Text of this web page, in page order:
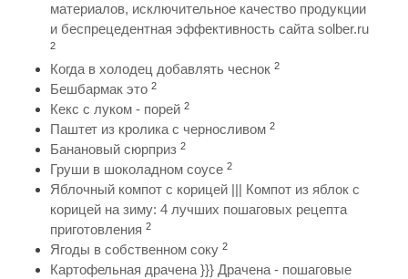
материалов, исключительное качество продукции
и беспрецедентная эффективность сайта solber.ru
2
Когда в холодец добавлять чеснок 2
Бешбармак это 2
Кекс с луком - порей 2
Паштет из кролика с черносливом 2
Банановый сюрприз 2
Груши в шоколадном соусе 2
Яблочный компот с корицей ||| Компот из яблок с
корицей на зиму: 4 лучших пошаговых рецепта
приготовления 2
Ягоды в собственном соку 2
Картофельная драчена }}} Драчена - пошаговые